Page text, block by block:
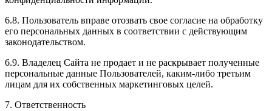
6.8. Пользователь вправе отозвать свое согласие на обработку
его персональных данных в соответствии с действующим
законодательством.
6.9. Владелец Сайта не продает и не раскрывает полученные
персональные данные Пользователей, каким-либо третьим
лицам для их собственных маркетинговых целей.
7. Ответственность